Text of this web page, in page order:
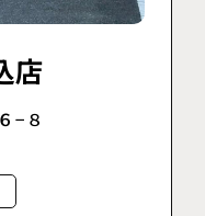
店
−８